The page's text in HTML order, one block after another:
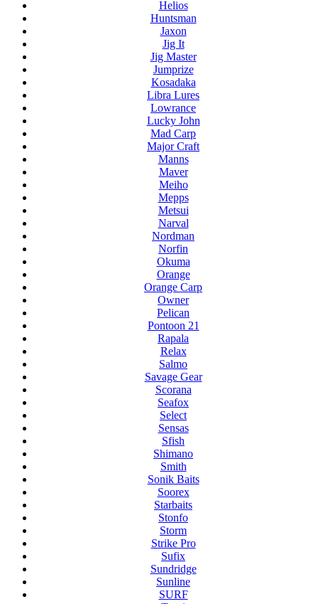
Helios
Huntsman
Jaxon
Jig It
Jig Master
Jumprize
Kosadaka
Libra Lures
Lowrance
Lucky John
Mad Carp
Major Craft
Manns
Maver
Meiho
Mepps
Metsui
Narval
Nordman
Norfin
Okuma
Orange
Orange Carp
Owner
Pelican
Pontoon 21
Rapala
Relax
Salmo
Savage Gear
Scorana
Seafox
Select
Sensas
Sfish
Shimano
Smith
Sonik Baits
Soorex
Starbaits
Stonfo
Storm
Strike Pro
Sufix
Sundridge
Sunline
SURF